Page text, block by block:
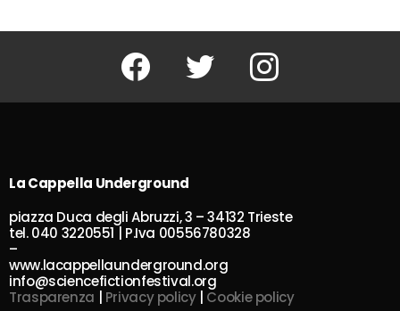
Facebook Twitter Instagram
La Cappella Underground
piazza Duca degli Abruzzi, 3 – 34132 Trieste
tel. 040 3220551 | P.Iva 00556780328
–
www.lacappellaunderground.org
info@sciencefictionfestival.org
Trasparenza | Privacy policy| Cookie policy